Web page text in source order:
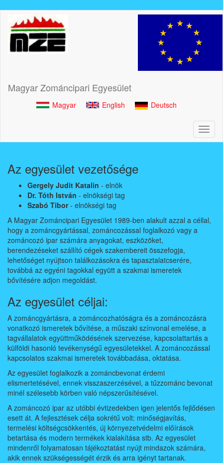
tartalomra
Magyar Zománcipari Egyesület
Magyar English Deutsch
Az egyesület vezetősége
Gergely Judit Katalin - elnök
Dr. Tóth István - elnökségi tag
Szabó Tibor- elnökségi tag
A Magyar Zománcipari Egyesület 1989-ben alakult azzal a céllal,
hogy a zománcgyártással, zománcozással foglalkozó vagy a
zománcozó ipar számára anyagokat, eszközöket,
berendezéseket szállító cégek szakembereit összefogja,
lehetőséget nyújtson találkozásokra és tapasztalatcserére,
továbbá az egyéni tagokkal együtt a szakmai ismeretek
bővítésére adjon megoldást.
Az egyesület céljai:
A zománcgyártásra, a zománcozhatóságra és a zománcozásra
vonatkozó ismeretek bővítése, a műszaki színvonal emelése, a
tagvállalatok együttműködésének szervezése, kapcsolattartás a
külföldi hasonló tevékenységű egyesületekkel. A zománcozással
kapcsolatos szakmai ismeretek továbbadása, oktatása.
Az egyesület foglalkozik a zománcbevonat érdemi
elismertetésével, ennek visszaszerzésével, a tűzzománc bevonat
minél szélesebb körben való népszerűsítésével.
A zománcozó ipar az utóbbi évtizedekben igen jelentős fejlődésen
esett át. A fejlesztések célja sokrétű volt: minőségjavítás,
termelési költségcsökkentés, új környezetvédelmi előírások
betartása és modern termékek kialakítása stb. Az egyesület
mindenről folyamatosan tájékoztatást nyújt mindazok számára,
akik ennek szükségességét érzik és arra igényt tartanak.